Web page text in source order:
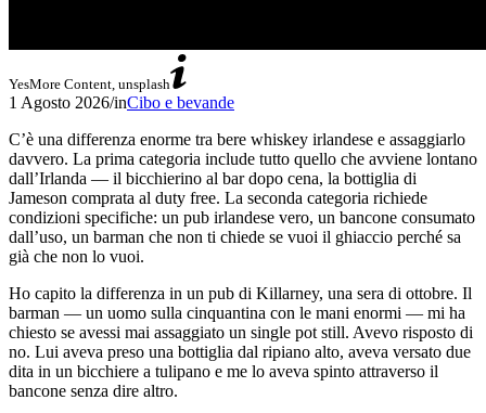
YesMore Content, unsplash
1 Agosto 2026/inCibo e bevande
C’è una differenza enorme tra bere whiskey irlandese e assaggiarlo
davvero. La prima categoria include tutto quello che avviene lontano
dall’Irlanda — il bicchierino al bar dopo cena, la bottiglia di
Jameson comprata al duty free. La seconda categoria richiede
condizioni specifiche: un pub irlandese vero, un bancone consumato
dall’uso, un barman che non ti chiede se vuoi il ghiaccio perché sa
già che non lo vuoi.
Ho capito la differenza in un pub di Killarney, una sera di ottobre. Il
barman — un uomo sulla cinquantina con le mani enormi — mi ha
chiesto se avessi mai assaggiato un single pot still. Avevo risposto di
no. Lui aveva preso una bottiglia dal ripiano alto, aveva versato due
dita in un bicchiere a tulipano e me lo aveva spinto attraverso il
bancone senza dire altro.